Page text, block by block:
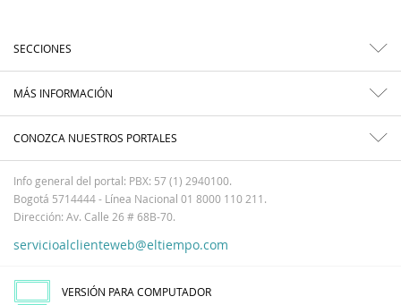
SECCIONES
MÁS INFORMACIÓN
CONOZCA NUESTROS PORTALES
Info general del portal: PBX: 57 (1) 2940100.
Bogotá 5714444 - Línea Nacional 01 8000 110 211.
Dirección: Av. Calle 26 # 68B-70.
servicioalclienteweb@eltiempo.com
VERSIÓN PARA COMPUTADOR